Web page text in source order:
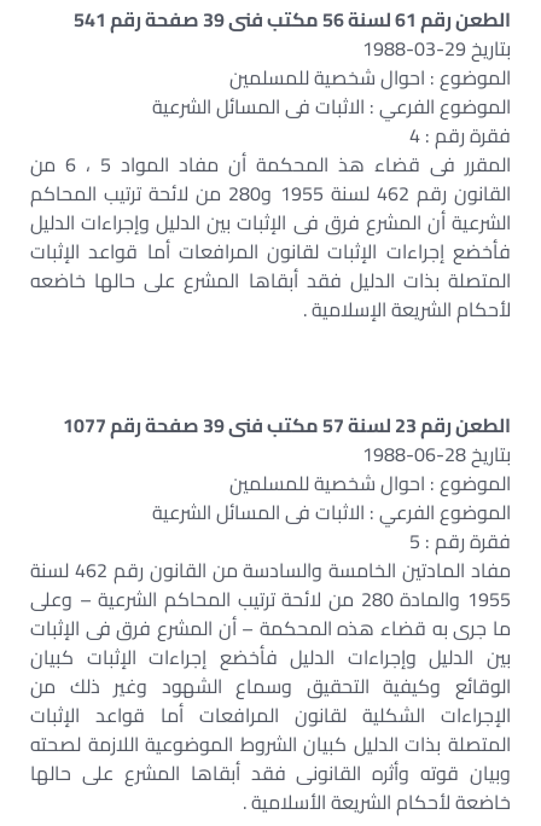
الطعن رقم 61 لسنة 56 مكتب فنى 39 صفحة رقم 541
بتاريخ 29-03-1988
الموضوع : احوال شخصية للمسلمين
الموضوع الفرعي : الاثبات فى المسائل الشرعية
فقرة رقم : 4
المقرر فى قضاء هذ المحكمة أن مفاد المواد 5 ، 6 من
القانون رقم 462 لسنة 1955 و280 من لائحة ترتيب المحاكم
الشرعية أن المشرع فرق فى الإثبات بين الدليل وإجراءات الدليل
فأخضع إجراءات الإثبات لقانون المرافعات أما قواعد الإثبات
المتصلة بذات الدليل فقد أبقاها المشرع على حالها خاضعه
لأحكام الشريعة الإسلامية .
الطعن رقم 23 لسنة 57 مكتب فنى 39 صفحة رقم 1077
بتاريخ 28-06-1988
الموضوع : احوال شخصية للمسلمين
الموضوع الفرعي : الاثبات فى المسائل الشرعية
فقرة رقم : 5
مفاد المادتين الخامسة والسادسة من القانون رقم 462 لسنة
1955 والمادة 280 من لائحة ترتيب المحاكم الشرعية – وعلى
ما جرى به قضاء هذه المحكمة – أن المشرع فرق فى الإثبات
بين الدليل وإجراءات الدليل فأخضع إجراءات الإثبات كبيان
الوقائع وكيفية التحقيق وسماع الشهود وغير ذلك من
الإجراءات الشكلية لقانون المرافعات أما قواعد الإثبات
المتصلة بذات الدليل كبيان الشروط الموضوعية اللازمة لصحته
وبيان قوته وأثره القانونى فقد أبقاها المشرع على حالها
خاضعة لأحكام الشريعة الأسلامية .